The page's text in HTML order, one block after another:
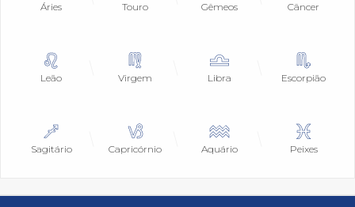
Áries Touro Gêmeos Câncer
Leão Virgem Libra Escorpião
Sagitário Capricórnio Aquário Peixes